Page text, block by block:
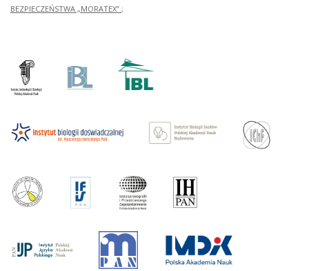
BEZPIECZEŃSTWA „MORATEX” ;